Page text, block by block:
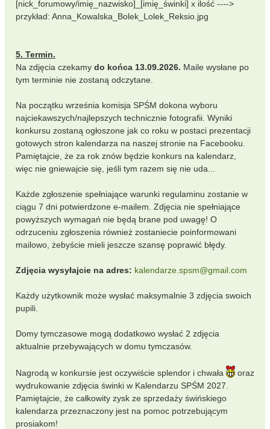
[nick_forumowy/imię_nazwisko]_[imię_świnki] x ilość ---->
przykład: Anna_Kowalska_Bolek_Lolek_Reksio.jpg
5. Termin.
Na zdjęcia czekamy do końca 13.09.2026. Maile wysłane po
tym terminie nie zostaną odczytane.
Na początku września komisja SPŚM dokona wyboru
najciekawszych/najlepszych technicznie fotografii. Wyniki
konkursu zostaną ogłoszone jak co roku w postaci prezentacji
gotowych stron kalendarza na naszej stronie na Facebooku.
Pamiętajcie, że za rok znów będzie konkurs na kalendarz,
więc nie gniewajcie się, jeśli tym razem się nie uda...
Każde zgłoszenie spełniające warunki regulaminu zostanie w
ciągu 7 dni potwierdzone e-mailem. Zdjęcia nie spełniające
powyższych wymagań nie będą brane pod uwagę! O
odrzuceniu zgłoszenia również zostaniecie poinformowani
mailowo, żebyście mieli jeszcze szansę poprawić błędy.
Zdjęcia wysyłajcie na adres: kalendarze.spsm@gmail.com
Każdy użytkownik może wysłać maksymalnie 3 zdjęcia swoich
pupili.
Domy tymczasowe mogą dodatkowo wysłać 2 zdjęcia
aktualnie przebywających w domu tymczasów.
Nagrodą w konkursie jest oczywiście splendor i chwała
oraz
wydrukowanie zdjęcia świnki w Kalendarzu SPŚM 2027.
Pamiętajcie, że całkowity zysk ze sprzedaży świńskiego
kalendarza przeznaczony jest na pomoc potrzebującym
prosiakom!